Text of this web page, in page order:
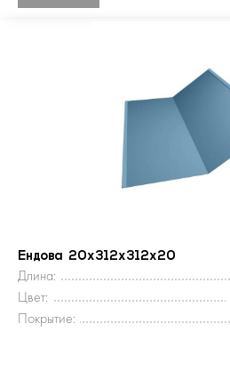
Ендова 20х312х312х20
Длина:
Цвет:
Покрытие: